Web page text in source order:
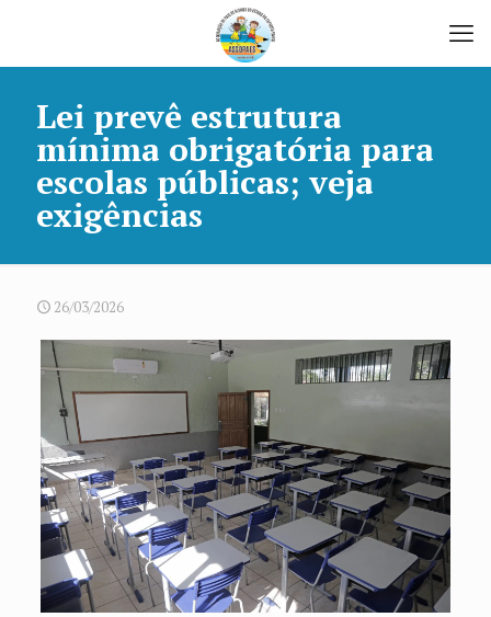
Lei prevê estrutura
mínima obrigatória para
escolas públicas; veja
exigências
26/03/2026